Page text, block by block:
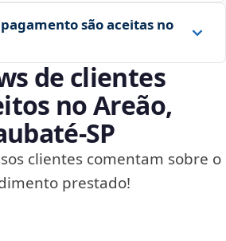
são aceitas no
de clientes
no Areão,
clientes comentam sobre o
prestado!